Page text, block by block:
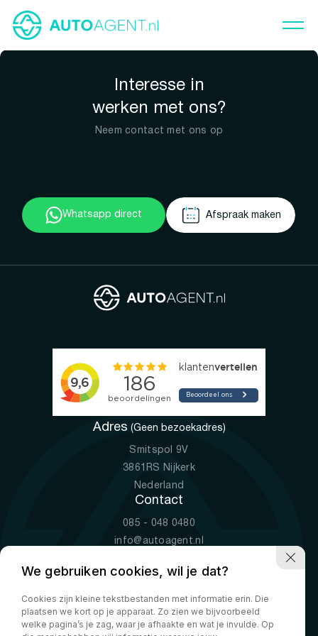
Interesse in
werken met ons?
Neem contact met ons op
Whatsapp direct Afspraak maken
Adres (Geen bezoekadres)
Smitspol 9V
3861RS Nijkerk
Nederland
Contact
085 - 048 0480
info@autoagent.nl
Openingstijden
Ma-Vr
09:00 - 19:00
Za
10:00 - 17:00
We gebruiken cookies, wil je dat?
Cookies zijn kleine tekstbestanden met informatie erin. Die
plaatsen we kort op je apparaat. Zo zien we bijvoorbeeld
welke pagina’s je zag, waar je afhaakte en wat je invulde. Op